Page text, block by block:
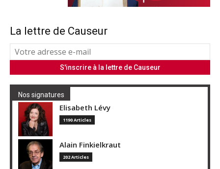
La lettre de Causeur
Nos signatures
Elisabeth Lévy
1190 Articles
Alain Finkielkraut
202 Articles